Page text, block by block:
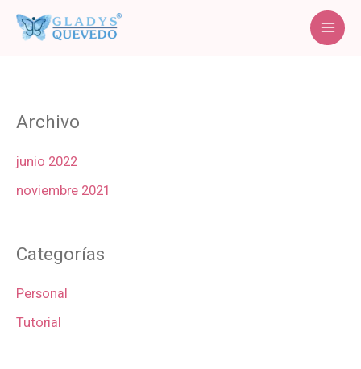
contenido
Archivo
junio 2022
noviembre 2021
Categorías
Personal
Tutorial